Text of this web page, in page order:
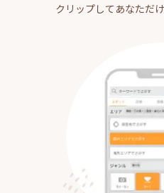
クリップしてあなただ